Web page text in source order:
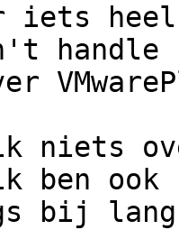
heel
handle
niets
ben ook
bij